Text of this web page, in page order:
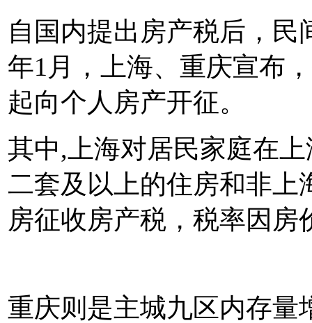
自国内提出房产税后，民
年1月，上海、重庆宣布
起向个人房产开征。
其中,上海对居民家庭在
二套及以上的住房和非上
房征收房产税，税率因房
重庆则是主城九区内存量